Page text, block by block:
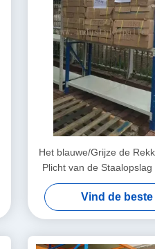
Het blauwe/Grijze de
Plicht van de Staalopslag
Vind de